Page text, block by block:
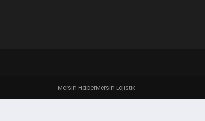
Mersin HaberMersin Lojistik